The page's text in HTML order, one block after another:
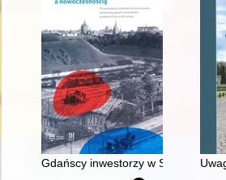
Gdańscy inwestorzy w Sopocie :